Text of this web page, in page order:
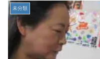
未分類